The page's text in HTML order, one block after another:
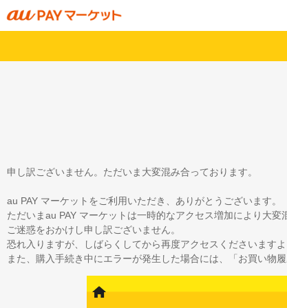
申し訳ございません。ただいま大変混み合っております。
au PAY マーケットをご利用いただき、ありがとうございます。
ただいまau PAY マーケットは一時的なアクセス増加により大変
ご迷惑をおかけし申し訳ございません。
恐れ入りますが、しばらくしてから再度アクセスくださいますよ
また、購入手続き中にエラーが発生した場合には、「お買い物